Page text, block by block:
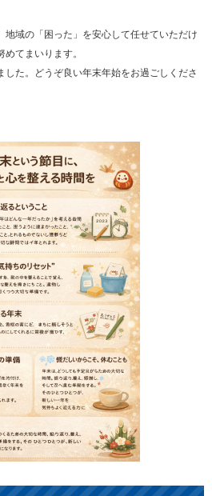
地域の「困った」を安心して任せていただけ
てまいります。
た。どうぞ良い年末年始をお過ごしくださ